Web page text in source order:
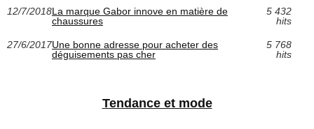
12/7/2018La marque Gabor innove en matière de
chaussures
5 432
hits
27/6/2017Une bonne adresse pour acheter des
déguisements pas cher
5 768
hits
Tendance et mode